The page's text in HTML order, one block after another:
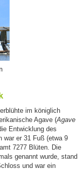
im königlich
Agave (Agave
Entwicklung des
war er 31 Fuß (etwa 9
7277 Blüten. Die
genannt wurde, stand
und war ein